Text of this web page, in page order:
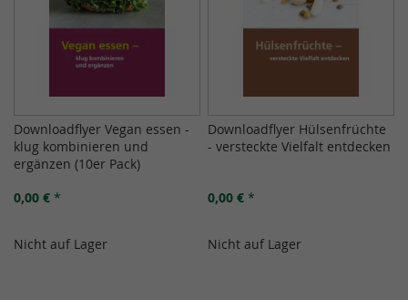
Downloadflyer Vegan essen -
klug kombinieren und
ergänzen (10er Pack)
0,00 € *
Nicht auf Lager
Downloadflyer Hülsenfrüchte
- versteckte Vielfalt entdecken
0,00 € *
Nicht auf Lager